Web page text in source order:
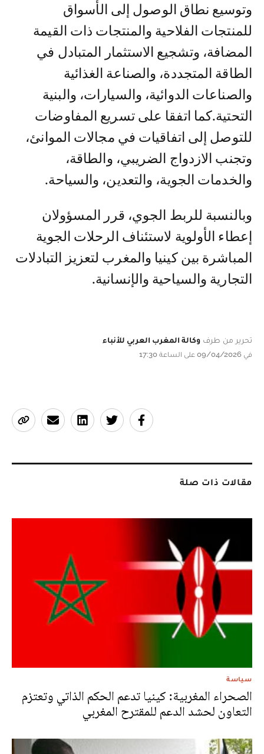
وتوسيع نطاق الوصول إلى الأسواق
للمنتجات الفلاحية والمنتجات ذات القيمة
المضافة، وتشجيع الاستثمار المتبادل في
الطاقة المتجددة، والصناعة الغذائية
والصناعات الدوائية، والسيارات، والبنية
التحتية.كما اتفقا على تسريع المفاوضات
للتوصل إلى اتفاقيات في مجالات الموانئ،
وتجنب الازدواج الضريبي، والطاقة،
والخدمات الجوية، والتعدين، والسياحة.
وبالنسبة للربط الجوي، قرر المسؤولان
إعطاء الأولوية لاستئناف الرحلات الجوية
المباشرة بين كينيا والمغرب لتعزيز التبادلات
التجارية والسياحية والإنسانية.
تحرير من طرف وكالة المغرب العربي للأنباء
في 09/04/2026 على الساعة 17:30
مقالات ذات صلة
سياسة
الصحراء المغربية: كينيا تدعم الحكم الذاتي وتعتزم
التعاون لحشد الدعم للمقترح المغربي